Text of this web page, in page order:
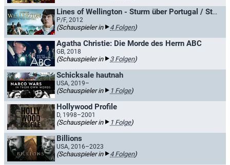
Lines of Wellington - Sturm über Portugal / Sturm über Portugal
P/F, 2012
(Schauspieler in 4 Folgen)
Agatha Christie: Die Morde des Herrn ABC
GB, 2018
(Schauspieler in 3 Folgen)
Schicksale hautnah
USA, 2019–
(Schauspieler in 1 Folge)
Hollywood Profile
D, 1998–2001
(Schauspieler in 1 Folge)
Billions
USA, 2016–2023
(Schauspieler in 4 Folgen)